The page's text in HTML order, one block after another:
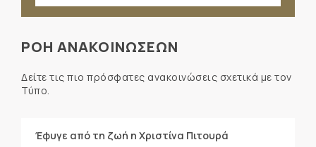
ΡΟΗ ΑΝΑΚΟΙΝΩΣΕΩΝ
Δείτε τις πιο πρόσφατες ανακοινώσεις σχετικά με τον
Τύπο.
Έφυγε από τη ζωή η Χριστίνα Πιτουρά